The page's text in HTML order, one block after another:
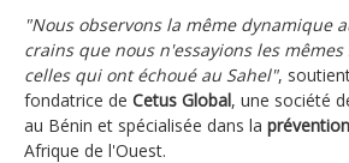
"Nous observons la même dynamique
crains que nous n'essayions les
celles qui ont échoué au Sahel",
fondatrice de Cetus Global, une société
au Bénin et spécialisée dans la
Afrique de l'Ouest.